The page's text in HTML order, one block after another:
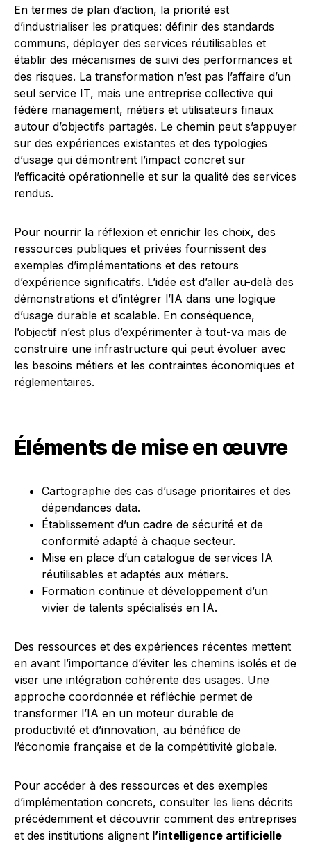
En termes de plan d’action, la priorité est
d’industrialiser les pratiques: définir des standards
communs, déployer des services réutilisables et
établir des mécanismes de suivi des performances et
des risques. La transformation n’est pas l’affaire d’un
seul service IT, mais une entreprise collective qui
fédère management, métiers et utilisateurs finaux
autour d’objectifs partagés. Le chemin peut s’appuyer
sur des expériences existantes et des typologies
d’usage qui démontrent l’impact concret sur
l’efficacité opérationnelle et sur la qualité des services
rendus.
Pour nourrir la réflexion et enrichir les choix, des
ressources publiques et privées fournissent des
exemples d’implémentations et des retours
d’expérience significatifs. L’idée est d’aller au-delà des
démonstrations et d’intégrer l’IA dans une logique
d’usage durable et scalable. En conséquence,
l’objectif n’est plus d’expérimenter à tout-va mais de
construire une infrastructure qui peut évoluer avec
les besoins métiers et les contraintes économiques et
réglementaires.
Éléments de mise en œuvre
Cartographie des cas d’usage prioritaires et des
dépendances data.
Établissement d’un cadre de sécurité et de
conformité adapté à chaque secteur.
Mise en place d’un catalogue de services IA
réutilisables et adaptés aux métiers.
Formation continue et développement d’un
vivier de talents spécialisés en IA.
Des ressources et des expériences récentes mettent
en avant l’importance d’éviter les chemins isolés et de
viser une intégration cohérente des usages. Une
approche coordonnée et réfléchie permet de
transformer l’IA en un moteur durable de
productivité et d’innovation, au bénéfice de
l’économie française et de la compétitivité globale.
Pour accéder à des ressources et des exemples
d’implémentation concrets, consulter les liens décrits
précédemment et découvrir comment des entreprises
et des institutions alignent l’intelligence artificielle